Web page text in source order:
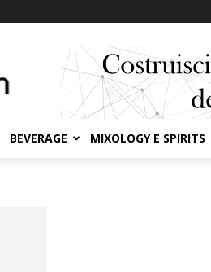
BEVERAGE MIXOLOGY E SPIRITS